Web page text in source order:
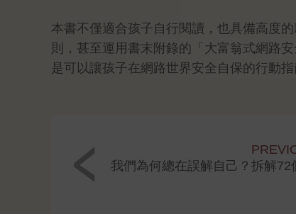
本書不僅適合孩子自行閱讀，也具備高度
則，甚至運用書末附錄的「大富翁式網路
是可以讓孩子在網路世界安全自保的行動指
我們為何總在誤解自己？拆解